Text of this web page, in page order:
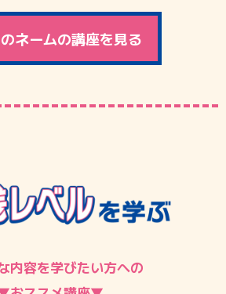
ネームの講座を見る
内容を学びたい方への